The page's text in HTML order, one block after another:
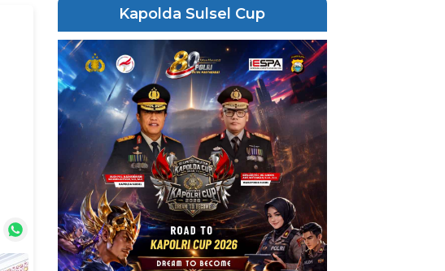
Kapolda Sulsel Cup